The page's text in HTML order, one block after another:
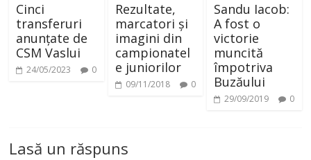
Cinci
transferuri
anunțate de
CSM Vaslui
24/05/2023 0
Rezultate,
marcatori și
imagini din
campionatel
e juniorilor
09/11/2018 0
Sandu Iacob:
A fost o
victorie
muncită
împotriva
Buzăului
29/09/2019 0
Lasă un răspuns